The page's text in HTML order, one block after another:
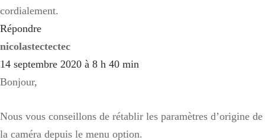
cordialement.
Répondre
nicolastectectec
14 septembre 2020 à 8 h 40 min
Bonjour,
Nous vous conseillons de rétablir les paramètres d’origine de
la caméra depuis le menu option.